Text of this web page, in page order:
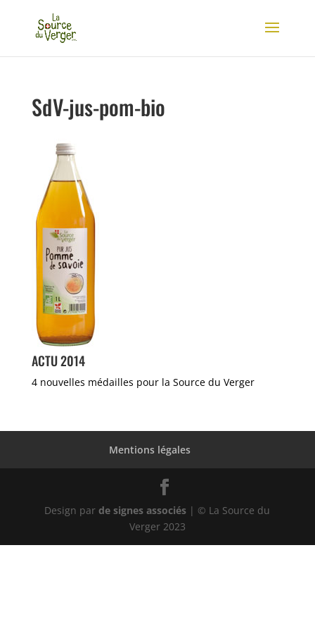
SdV-jus-pom-bio
ACTU 2014
4 nouvelles médailles pour la Source du Verger
Mentions légales
Design parde signes associés | © La Source du
Verger 2023